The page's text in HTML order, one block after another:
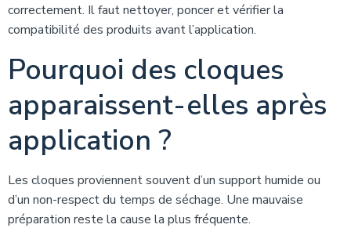
correctement. Il faut nettoyer, poncer et vérifier la
compatibilité des produits avant l’application.
Pourquoi des cloques
apparaissent-elles après
application ?
Les cloques proviennent souvent d’un support humide ou
d’un non-respect du temps de séchage. Une mauvaise
préparation reste la cause la plus fréquente.